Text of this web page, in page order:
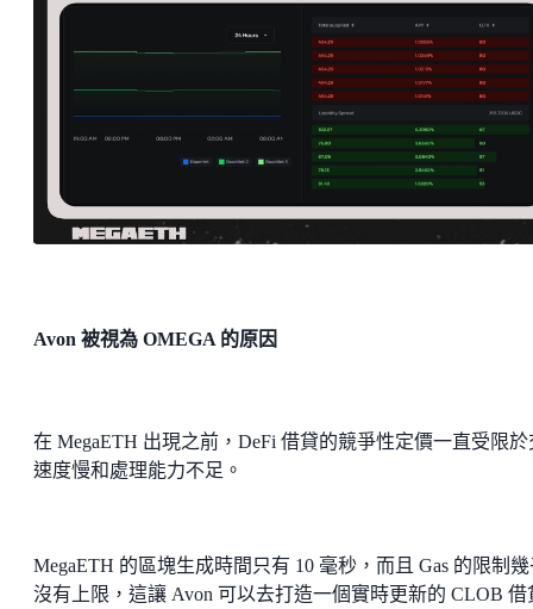
Avon 被視為 OMEGA 的原因
在 MegaETH 出現之前，DeFi 借貸的競爭性定價一直受限於
速度慢和處理能力不足。
MegaETH 的區塊生成時間只有 10 毫秒，而且 Gas 的限制
沒有上限，這讓 Avon 可以去打造一個實時更新的 CLOB 借